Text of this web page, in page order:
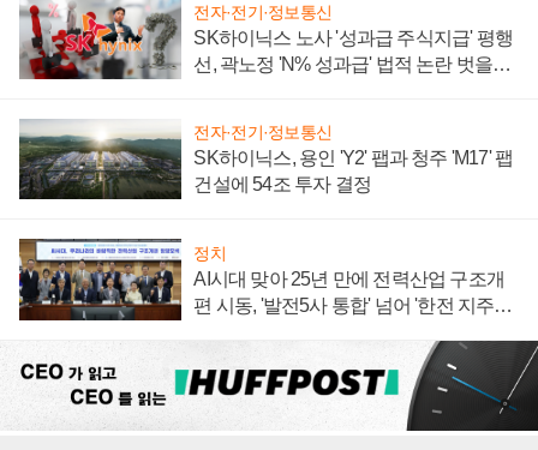
전자·전기·정보통신
SK하이닉스 노사 '성과급 주식지급' 평행
선, 곽노정 'N% 성과급' 법적 논란 벗을지
전자·전기·정보통신
SK하이닉스, 용인 'Y2' 팹과 청주 'M17' 팹
건설에 54조 투자 결정
정치
AI시대 맞아 25년 만에 전력산업 구조개
편 시동, '발전5사 통합' 넘어 '한전 지주사'